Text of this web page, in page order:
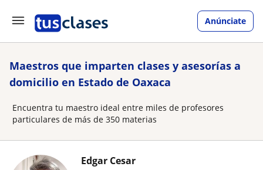
Anúnciate
Maestros que imparten clases y asesorías a
domicilio en Estado de Oaxaca
Encuentra tu maestro ideal entre miles de profesores
particulares de más de 350 materias
Edgar Cesar